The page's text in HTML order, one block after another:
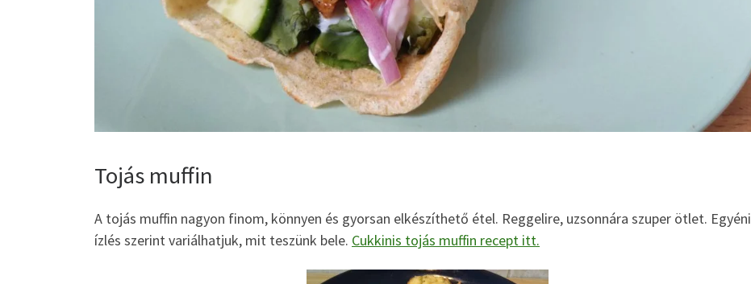
Tojás muffin
A tojás muffin nagyon finom, könnyen és gyorsan elkészíthető étel. Reggelire, uzsonnára szuper ötlet. Egyéni
ízlés szerint variálhatjuk, mit teszünk bele. Cukkinis tojás muffin recept itt.